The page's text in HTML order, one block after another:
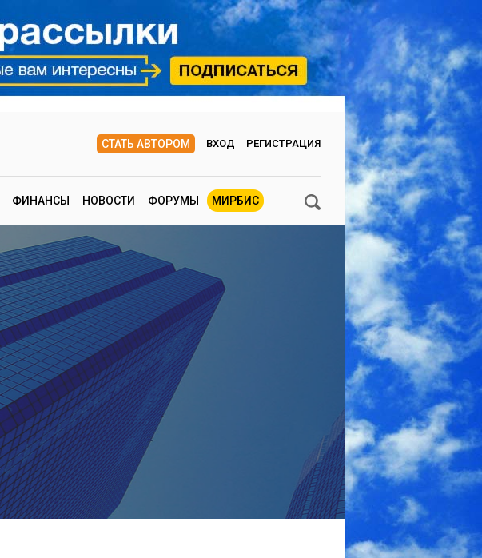
СТАТЬ АВТОРОМ ВХОД РЕГИСТРАЦИЯ
ФИНАНСЫ НОВОСТИ ФОРУМЫ МИРБИС